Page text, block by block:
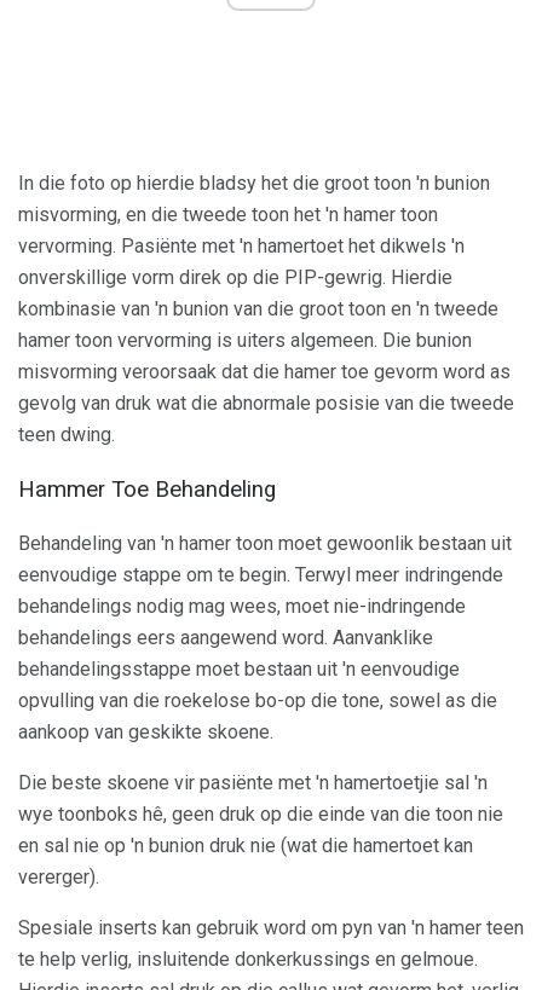
In die foto op hierdie bladsy het die groot toon 'n bunion
misvorming, en die tweede toon het 'n hamer toon
vervorming. Pasiënte met 'n hamertoet het dikwels 'n
onverskillige vorm direk op die PIP-gewrig. Hierdie
kombinasie van 'n bunion van die groot toon en 'n tweede
hamer toon vervorming is uiters algemeen. Die bunion
misvorming veroorsaak dat die hamer toe gevorm word as
gevolg van druk wat die abnormale posisie van die tweede
teen dwing.
Hammer Toe Behandeling
Behandeling van 'n hamer toon moet gewoonlik bestaan ​​uit
eenvoudige stappe om te begin. Terwyl meer indringende
behandelings nodig mag wees, moet nie-indringende
behandelings eers aangewend word. Aanvanklike
behandelingsstappe moet bestaan ​​uit 'n eenvoudige
opvulling van die roekelose bo-op die tone, sowel as die
aankoop van geskikte skoene.
Die beste skoene vir pasiënte met 'n hamertoetjie sal 'n
wye toonboks hê, geen druk op die einde van die toon nie
en sal nie op 'n bunion druk nie (wat die hamertoet kan
vererger).
Spesiale inserts kan gebruik word om pyn van 'n hamer teen
te help verlig, insluitende donkerkussings en gelmoue.